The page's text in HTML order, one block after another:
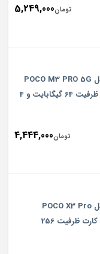
تومان5,249,000
گوشی موبایل شیائومی مدل POCO M3 PRO 5G
M2103K19PG دو سیم‌ کارت ظرفیت 64 گیگابایت و 4
تومان4,444,000
گوشی موبایل شیائومی مدل POCO X3 Pro
M2102J20SG NFC دو سیم‌ کارت ظرفیت 256